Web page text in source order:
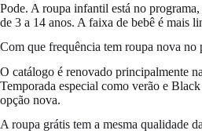
Pode. A roupa infantil está no
de 3 a 14 anos. A faixa de bebê é mais
Com que frequência tem roupa nova no
O catálogo é renovado principalmente
Temporada especial como verão e
opção nova.
A roupa grátis tem a mesma qualidade